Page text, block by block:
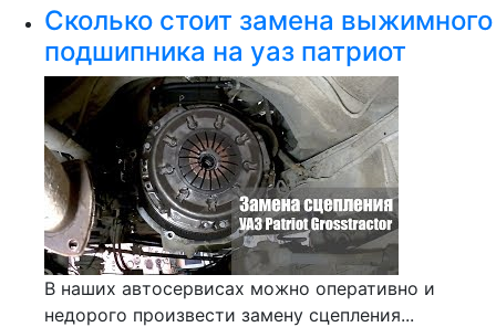
Сколько стоит замена выжимного
подшипника на уаз патриот
В наших автосервисах можно оперативно и
недорого произвести замену сцепления...